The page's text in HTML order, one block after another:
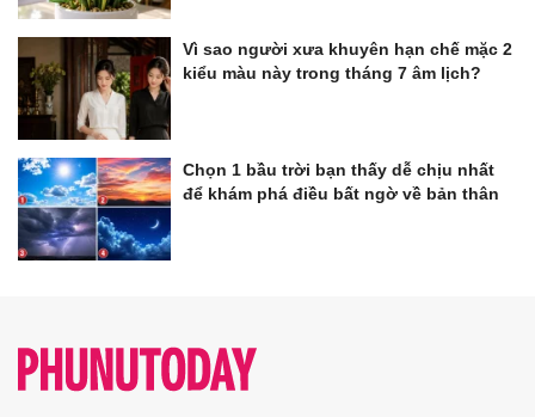
Vì sao người xưa khuyên hạn chế mặc 2
kiểu màu này trong tháng 7 âm lịch?
Chọn 1 bầu trời bạn thấy dễ chịu nhất
để khám phá điều bất ngờ về bản thân